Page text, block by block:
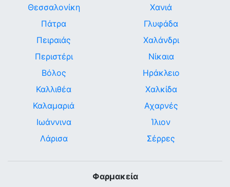
Θεσσαλονίκη
Πάτρα
Πειραιάς
Περιστέρι
Βόλος
Καλλιθέα
Καλαμαριά
Ιωάννινα
Λάρισα
Χανιά
Γλυφάδα
Χαλάνδρι
Νίκαια
Ηράκλειο
Χαλκίδα
Αχαρνές
Ίλιον
Σέρρες
Φαρμακεία